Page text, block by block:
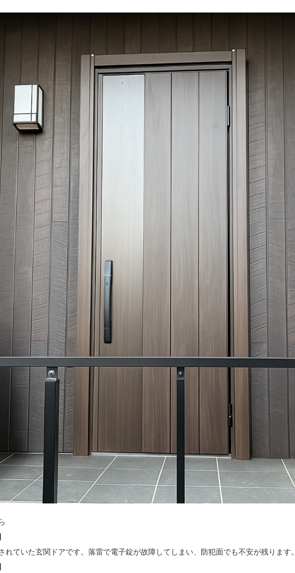
れていた玄関ドアです。落雷で電子錠が故障してしまい、防犯面でも不安が残ります。